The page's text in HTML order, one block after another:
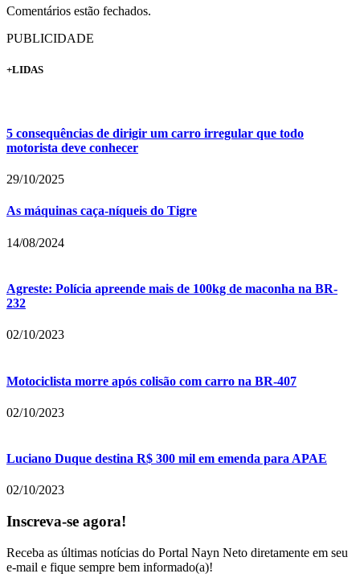
Comentários estão fechados.
PUBLICIDADE
+LIDAS
5 consequências de dirigir um carro irregular que todo
motorista deve conhecer
29/10/2025
As máquinas caça-níqueis do Tigre
14/08/2024
Agreste: Polícia apreende mais de 100kg de maconha na BR-
232
02/10/2023
Motociclista morre após colisão com carro na BR-407
02/10/2023
Luciano Duque destina R$ 300 mil em emenda para APAE
02/10/2023
Inscreva-se agora!
Receba as últimas notícias do Portal Nayn Neto diretamente em seu
e-mail e fique sempre bem informado(a)!